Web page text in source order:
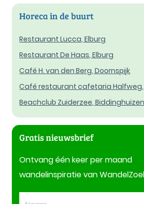
Horeca in de buurt
Restaurant Lucca, Elburg
Restaurant De Haas, Elburg
Café H. van den Berg, Doornspijk
Café restaurant cafetaria Halfweg,
Beachclub Zuiderzee, Biddinghuizen
Gratis nieuwsbrief
Ontvang één keer per maand
wandelinspiratie van